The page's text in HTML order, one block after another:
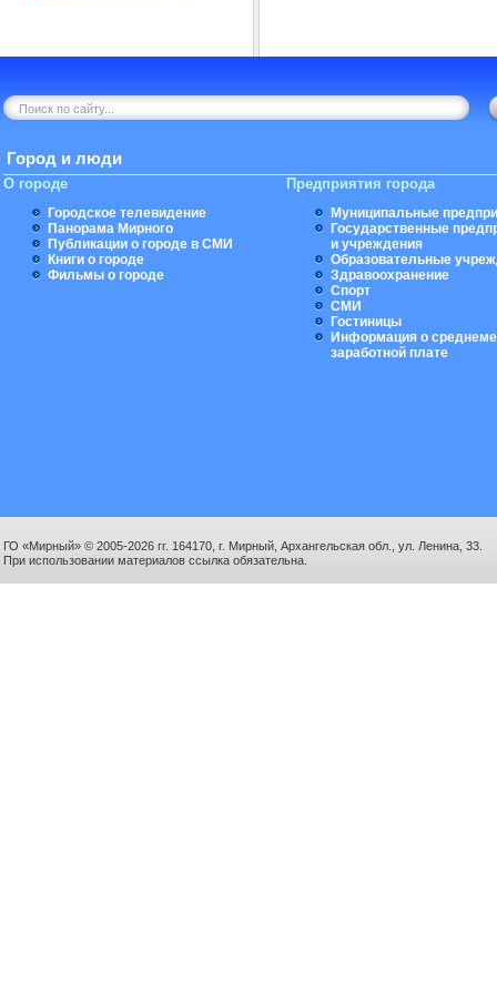
Город и люди
О городе
Городское телевидение
Панорама Мирного
Публикации о городе в СМИ
Книги о городе
Фильмы о городе
Предприятия города
Муниципальные
Государственные
и учреждения
Образовательные
Здравоохранение
Спорт
СМИ
Гостиницы
Информация о
заработной плате
ГО «Мирный» © 2005-2026 гг. 164170, г. Мирный, Архангельская обл., ул. Ленина, 33.
При использовании материалов ссылка обязательна.